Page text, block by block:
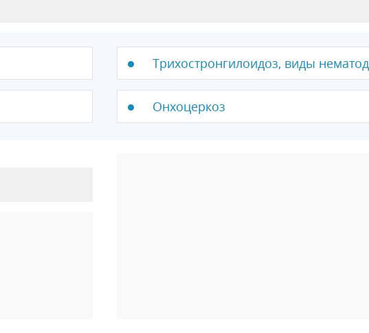
Трихостронгилоидоз, виды нематод
Онхоцеркоз